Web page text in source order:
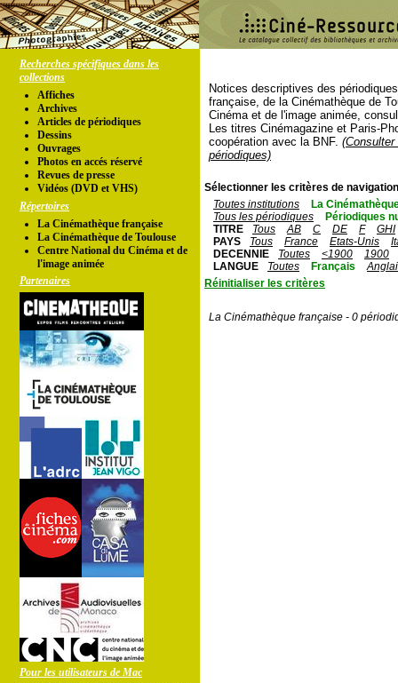
Recherches spécifiques dans les
collections
Affiches
Archives
Articles de périodiques
Dessins
Ouvrages
Photos en accés réservé
Revues de presse
Vidéos (DVD et VHS)
Répertoires
La Cinémathèque française
La Cinémathèque de Toulouse
Centre National du Cinéma et de
l'image animée
Partenaires
Pour les utilisateurs de Mac
Notices descriptives des
française, de la Cinémathèque de
Cinéma et de l'image animée,
Les titres Cinémagazine et Paris-
coopération avec la BNF.
périodiques)
Sélectionner les critères de
Toutes institutions
La
Tous les périodiques
Périodiques
TITRE
Tous AB C DE F
GHI
PAYS
Tous France Etats-Unis
DECENNIE
Toutes <1900
1900
LANGUE
Toutes Français
Réinitialiser les critères
La Cinémathèque française - 0